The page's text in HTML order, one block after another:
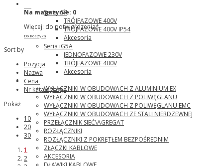
Seria iS7
TRÓJFAZOWE 400V
TRÓJFAZOWE 400V IP54
Akcesoria
Seria iG5A
JEDNOFAZOWE 230V
TRÓJFAZOWE 400V
Akcesoria
Katko
WYŁĄCZNIKI W OBUDOWACH Z ALUMINIUM EX
WYŁĄCZNIKI W OBUDOWACH Z POLIWĘGLANU
WYŁĄCZNIKI W OBUDOWACH Z POLIWĘGLANU EMC
WYŁĄCZNIKI W OBUDOWACH ZE STALI NIERDZEWNEJ
PRZEŁĄCZNIK SIEĆ\AGREGAT
ROZŁĄCZNIKI
ROZŁĄCZNIKI Z POKRĘTŁEM BEZPOŚREDNIM
ZŁĄCZKI KABLOWE
AKCESORIA
Na magazynie: 0
Więcej: do potwierdzenia*
Do koszyka
Sort by
Pozycja
Nazwa
Cena
Nr katalogowy:
Pokaż
10
20
30
1
2